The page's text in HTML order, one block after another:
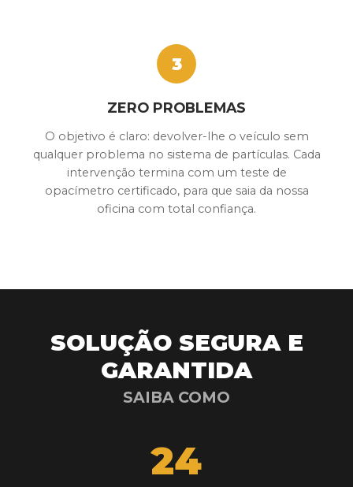
3
ZERO PROBLEMAS
O objetivo é claro: devolver-lhe o veículo sem
qualquer problema no sistema de partículas. Cada
intervenção termina com um teste de
opacímetro certificado, para que saia da nossa
oficina com total confiança.
SOLUÇÃO SEGURA E
GARANTIDA
SAIBA COMO
24